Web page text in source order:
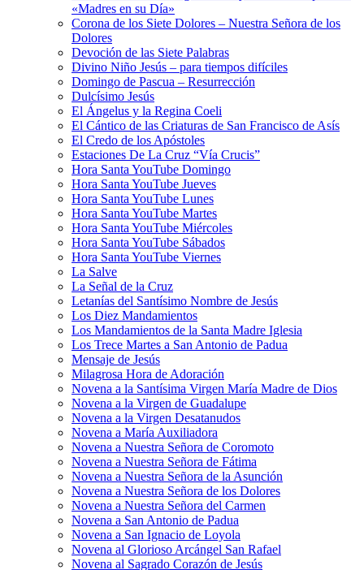
«Madres en su Día»
Corona de los Siete Dolores – Nuestra Señora de los
Dolores
Devoción de las Siete Palabras
Divino Niño Jesús – para tiempos difíciles
Domingo de Pascua – Resurrección
Dulcísimo Jesús
El Ángelus y la Regina Coeli
El Cántico de las Criaturas de San Francisco de Asís
El Credo de los Apóstoles
Estaciones De La Cruz “Vía Crucis”
Hora Santa YouTube Domingo
Hora Santa YouTube Jueves
Hora Santa YouTube Lunes
Hora Santa YouTube Martes
Hora Santa YouTube Miércoles
Hora Santa YouTube Sábados
Hora Santa YouTube Viernes
La Salve
La Señal de la Cruz
Letanías del Santísimo Nombre de Jesús
Los Diez Mandamientos
Los Mandamientos de la Santa Madre Iglesia
Los Trece Martes a San Antonio de Padua
Mensaje de Jesús
Milagrosa Hora de Adoración
Novena a la Santísima Virgen María Madre de Dios
Novena a la Virgen de Guadalupe
Novena a la Virgen Desatanudos
Novena a María Auxiliadora
Novena a Nuestra Señora de Coromoto
Novena a Nuestra Señora de Fátima
Novena a Nuestra Señora de la Asunción
Novena a Nuestra Señora de los Dolores
Novena a Nuestra Señora del Carmen
Novena a San Antonio de Padua
Novena a San Ignacio de Loyola
Novena al Glorioso Arcángel San Rafael
Novena al Sagrado Corazón de Jesús